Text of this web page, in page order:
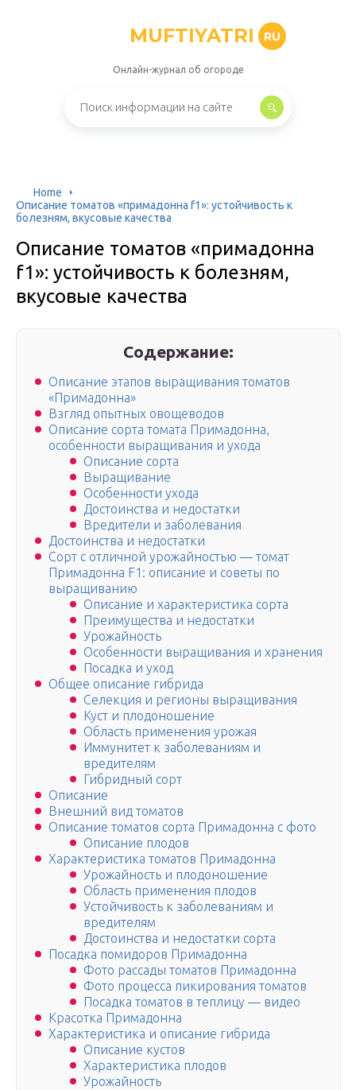
MUFTIYATRI RU
Онлайн-журнал об огороде
Home
Описание томатов «примадонна f1»: устойчивость к
болезням, вкусовые качества
Описание томатов «примадонна
f1»: устойчивость к болезням,
вкусовые качества
Содержание:
Описание этапов выращивания томатов
«Примадонна»
Взгляд опытных овощеводов
Описание сорта томата Примадонна,
особенности выращивания и ухода
Описание сорта
Выращивание
Особенности ухода
Достоинства и недостатки
Вредители и заболевания
Достоинства и недостатки
Сорт с отличной урожайностью — томат
Примадонна F1: описание и советы по
выращиванию
Описание и характеристика сорта
Преимущества и недостатки
Урожайность
Особенности выращивания и хранения
Посадка и уход
Общее описание гибрида
Селекция и регионы выращивания
Куст и плодоношение
Область применения урожая
Иммунитет к заболеваниям и
вредителям
Гибридный сорт
Описание
Внешний вид томатов
Описание томатов сорта Примадонна с фото
Описание плодов
Характеристика томатов Примадонна
Урожайность и плодоношение
Область применения плодов
Устойчивость к заболеваниям и
вредителям
Достоинства и недостатки сорта
Посадка помидоров Примадонна
Фото рассады томатов Примадонна
Фото процесса пикирования томатов
Посадка томатов в теплицу — видео
Красотка Примадонна
Характеристика и описание гибрида
Описание кустов
Характеристика плодов
Урожайность